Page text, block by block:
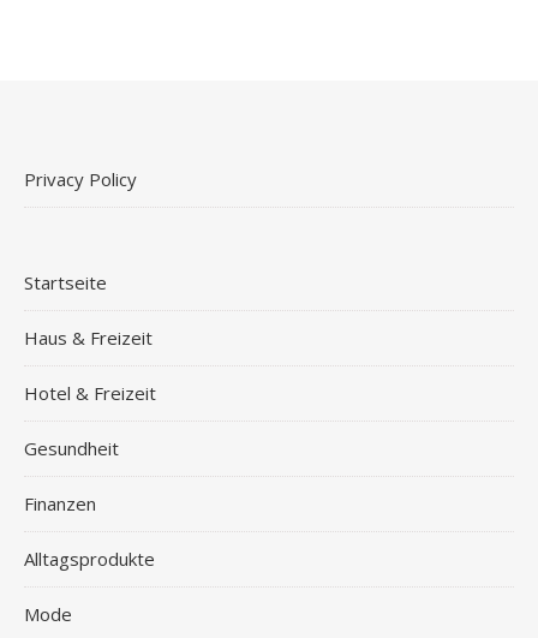
Privacy Policy
Startseite
Haus & Freizeit
Hotel & Freizeit
Gesundheit
Finanzen
Alltagsprodukte
Mode